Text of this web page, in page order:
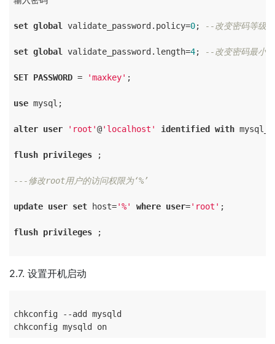
set global validate_password.policy=0; --改变密码等级
set global validate_password.length=4; --改变密码最小
SET PASSWORD = 'maxkey' ;
use mysql;
alter user 'root'@'localhost' identified with
flush privileges ;
---修改root用户的访问权限为‘%’
update user set host='%' where user='root' ;
flush privileges ;
2.7. 设置开机启动
chkconfig --add mysqld